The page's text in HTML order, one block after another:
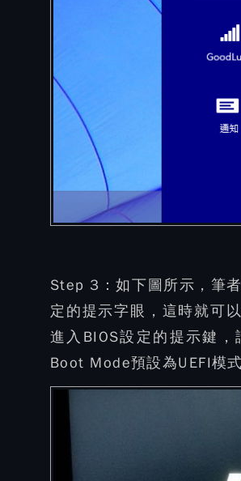
Step 3：如下圖所示，筆
定的提示字眼，這時就可
進入BIOS設定的提示鍵
Boot Mode預設為UEFI模式